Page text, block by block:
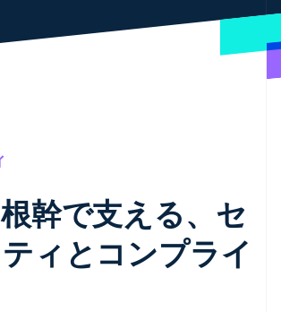
幹で支える、セ
ィとコンプライ